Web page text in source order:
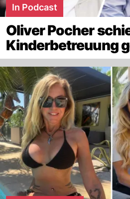
In Podcast
Oliver Pocher
Kinderbetreuung